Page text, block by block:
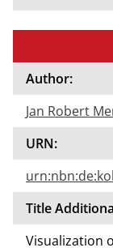
Author:
Jan Robert
URN:
Title
Visualization